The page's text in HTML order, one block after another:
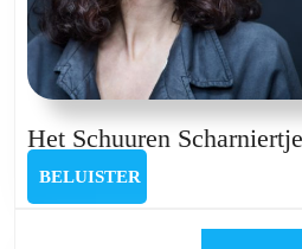
Het Schuuren
BELUISTER